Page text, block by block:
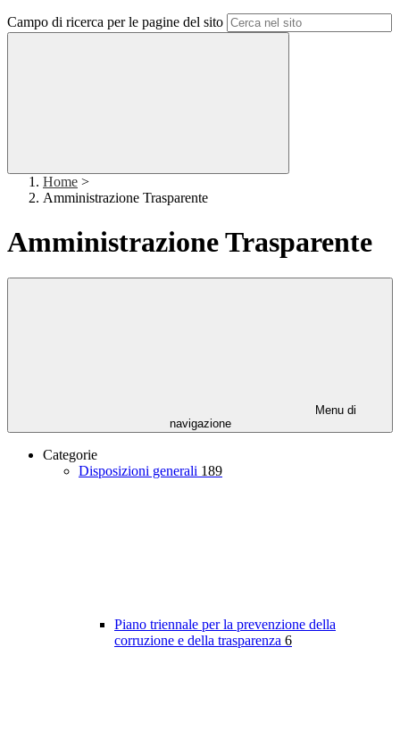
Campo di ricerca per le pagine del sito
Home >
Amministrazione Trasparente
Amministrazione Trasparente
Menu di
navigazione
Categorie
Disposizioni generali 189
Piano triennale per la prevenzione della
corruzione e della trasparenza 6